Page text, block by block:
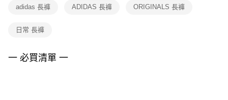
客戶支援中心」
https://netprotections.freshdesk.com/support/home
１．透過由恩沛科技股份有限公司提供之「AFTEE先享後付」服務完成之交
２．關於個人資料處理事宜，請瀏覽以下網址：
adidas 長褲 ADIDAS 長褲 ORIGINALS 長褲
日常 長褲
一 必買清單 一